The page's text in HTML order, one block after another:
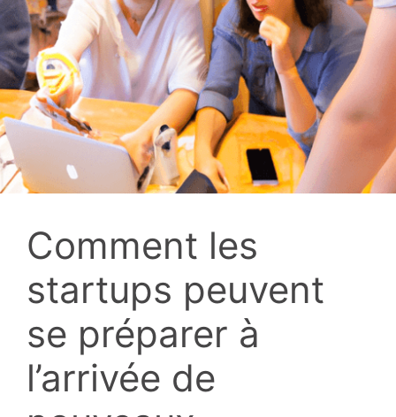
Comment les
startups peuvent
se préparer à
l’arrivée de